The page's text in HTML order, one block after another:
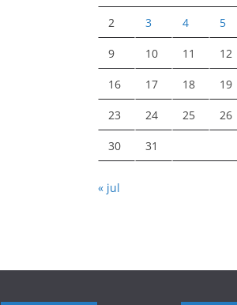
2 3 4 5
9 10 11 12
16 17 18 19
23 24 25 26
30 31
« jul